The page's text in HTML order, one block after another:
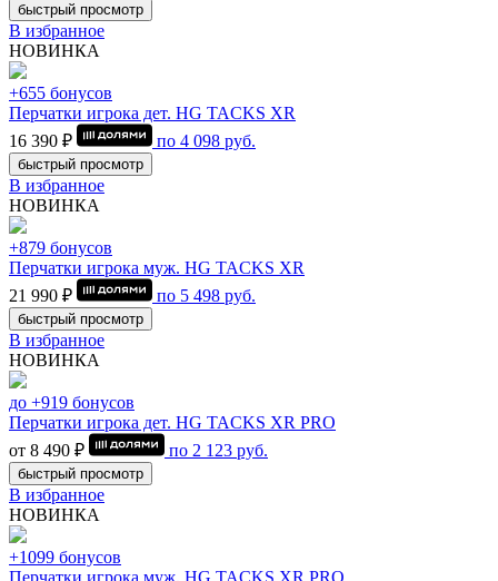
быстрый просмотр
В избранное
НОВИНКА
+655 бонусов
Перчатки игрока дет. HG TACKS XR
16 390 ₽
по 4 098 руб.
быстрый просмотр
В избранное
НОВИНКА
+879 бонусов
Перчатки игрока муж. HG TACKS XR
21 990 ₽
по 5 498 руб.
быстрый просмотр
В избранное
НОВИНКА
до +919 бонусов
Перчатки игрока дет. HG TACKS XR PRO
от 8 490 ₽
по 2 123 руб.
быстрый просмотр
В избранное
НОВИНКА
+1099 бонусов